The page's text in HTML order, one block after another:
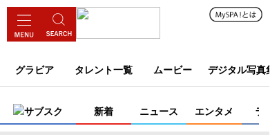
グラビア タレント一覧 ムービー デジタル写真集
サブスク 新着 ニュース エンタメ ライフ